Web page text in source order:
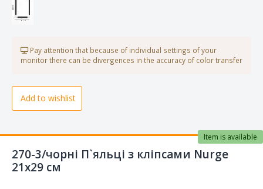
Pay attention that because of individual settings of your
monitor there can be divergences in the accuracy of color transfer
Add to wishlist
270-3/чорні П`яльці з кліпсами Nurge
21х29 см
Item is available